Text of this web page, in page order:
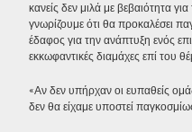
κανείς δεν μιλά με βεβαιότητα
γνωρίζουμε ότι θα προκαλέσει
έδαφος για την ανάπτυξη ενός
εκκωφαντικές διαμάχες επί του
«Αν δεν υπήρχαν οι ευπαθείς
δεν θα είχαμε υποστεί